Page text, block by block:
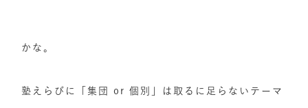
かな。
塾えらびに「集団 or 個別」は取るに足らないテーマ